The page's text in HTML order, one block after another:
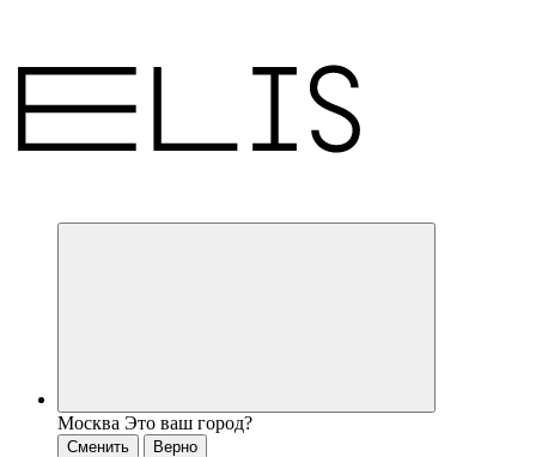
Москва Это ваш город?
Сменить Верно